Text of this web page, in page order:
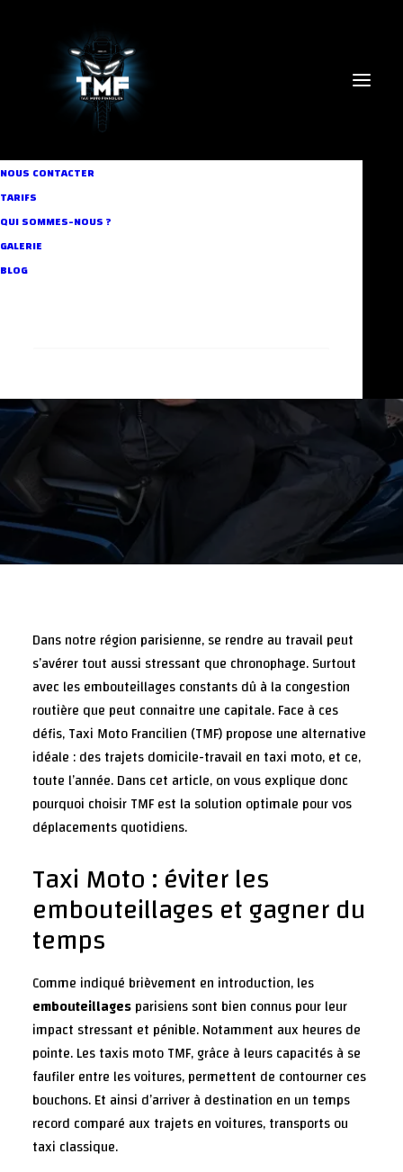
NOUS CONTACTER
TARIFS
QUI SOMMES-NOUS ?
GALERIE
BLOG
Taxi Moto : La solution
Dans notre région parisienne, se rendre au travail peut
s’avérer tout aussi stressant que chronophage. Surtout
avec les embouteillages constants dû à la congestion
routière que peut connaitre une capitale. Face à ces
défis, Taxi Moto Francilien (TMF) propose une alternative
idéale : des trajets domicile-travail en taxi moto, et ce,
toute l’année. Dans cet article, on vous explique donc
pourquoi choisir TMF est la solution optimale pour vos
déplacements quotidiens.
Taxi Moto : éviter les
embouteillages et gagner du
temps
Comme indiqué brièvement en introduction, les
embouteillagesparisiens sont bien connus pour leur
impact stressant et pénible. Notamment aux heures de
pointe. Les taxis moto TMF, grâce à leurs capacités à se
faufiler entre les voitures, permettent de contourner ces
bouchons. Et ainsi d’arriver à destination en un temps
record comparé aux trajets en voitures, transports ou
taxi classique.